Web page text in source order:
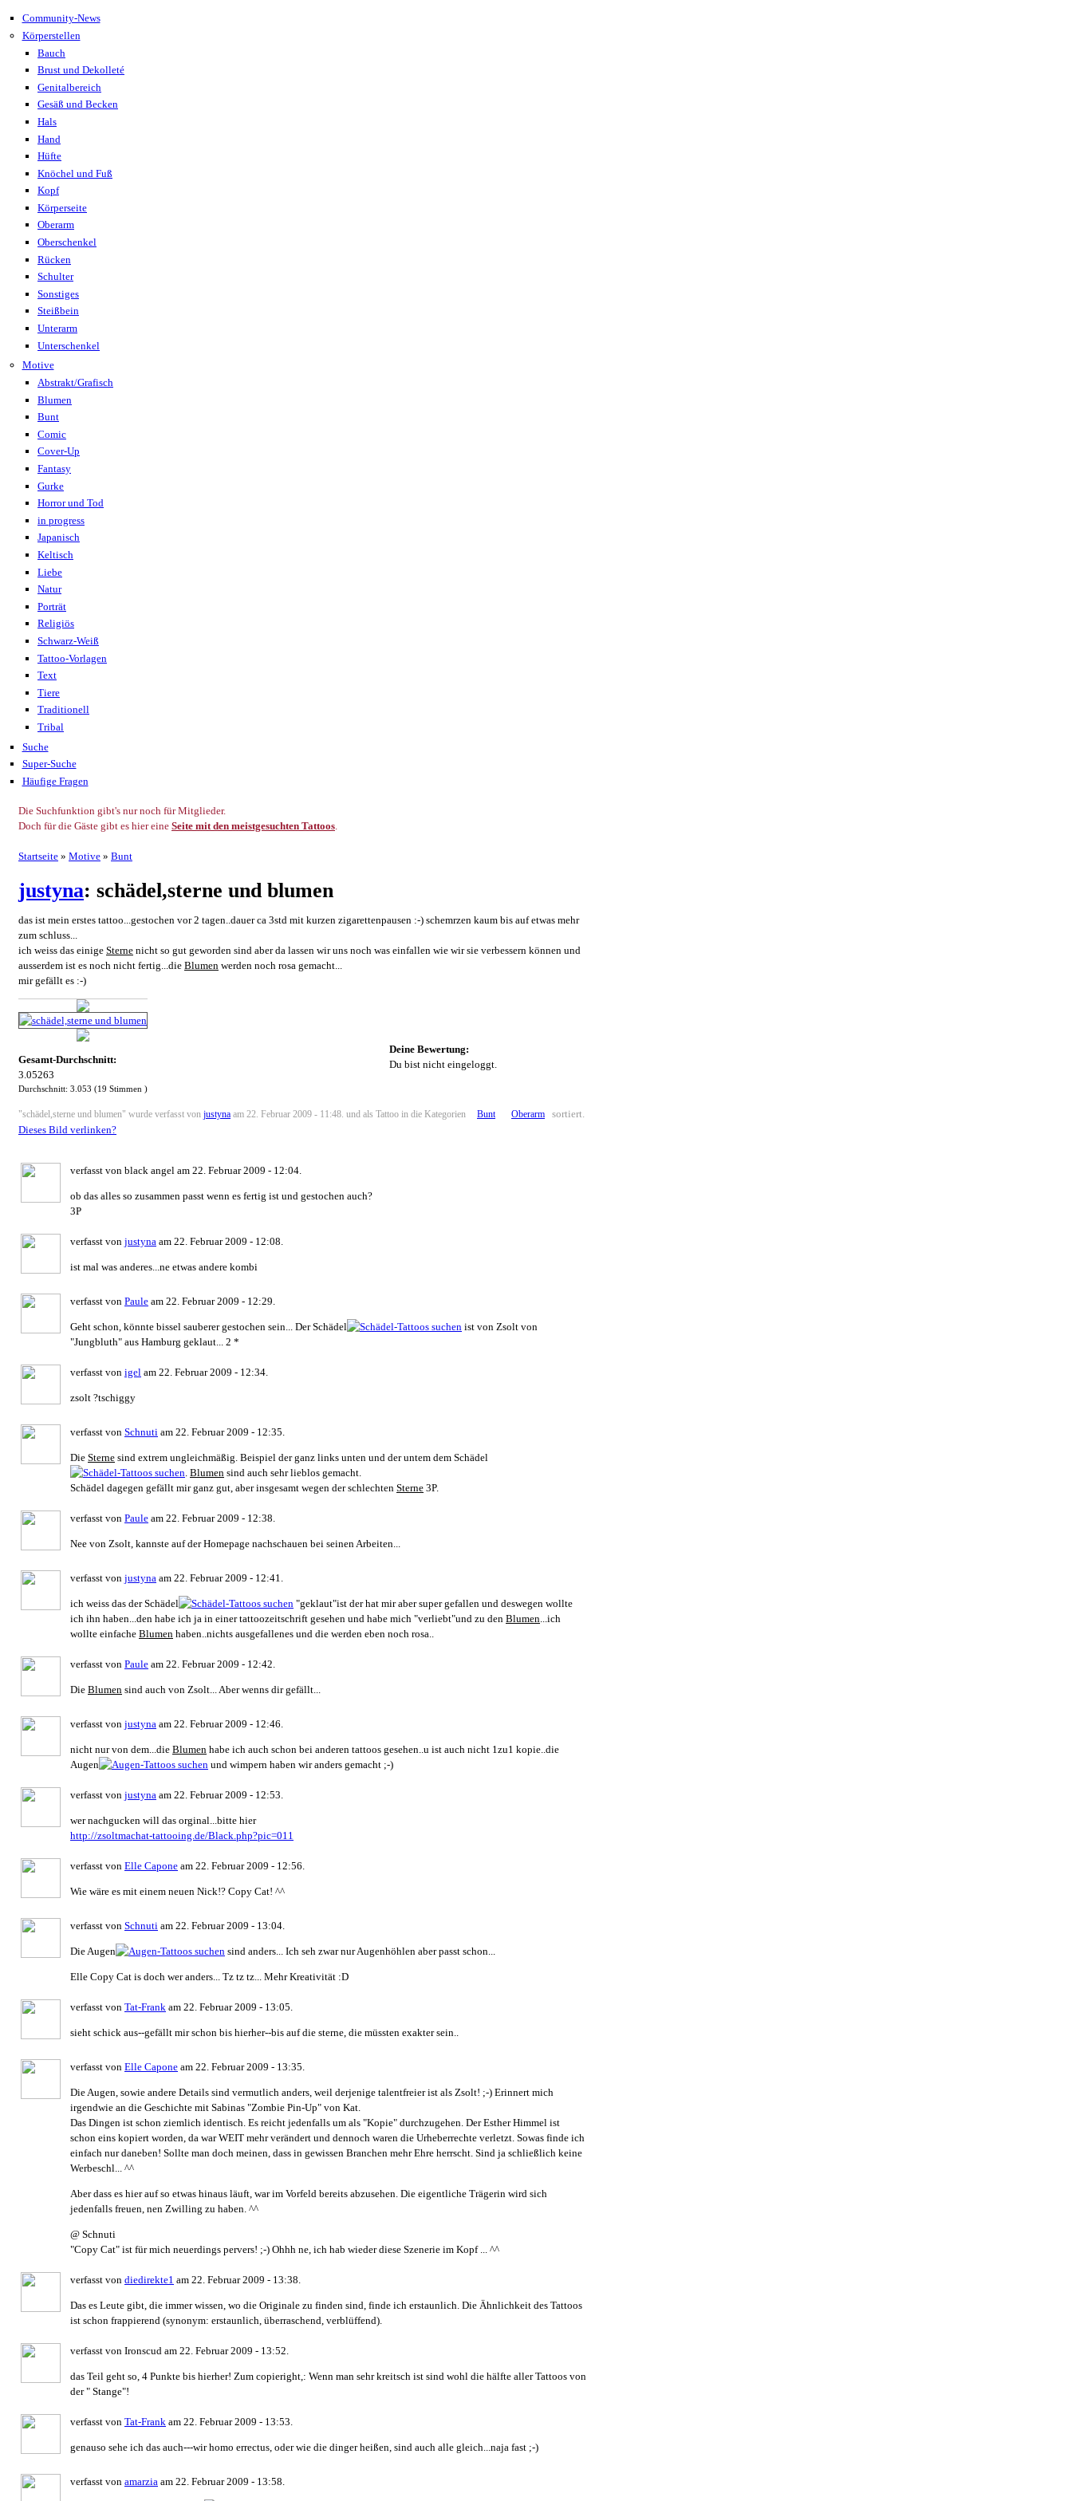
Community-News
Körperstellen
Bauch
Brust und Dekolleté
Genitalbereich
Gesäß und Becken
Hals
Hand
Hüfte
Knöchel und Fuß
Kopf
Körperseite
Oberarm
Oberschenkel
Rücken
Schulter
Sonstiges
Steißbein
Unterarm
Unterschenkel
Motive
Abstrakt/Grafisch
Blumen
Bunt
Comic
Cover-Up
Fantasy
Gurke
Horror und Tod
in progress
Japanisch
Keltisch
Liebe
Natur
Porträt
Religiös
Schwarz-Weiß
Tattoo-Vorlagen
Text
Tiere
Traditionell
Tribal
Suche
Super-Suche
Häufige Fragen
Die Suchfunktion gibt's nur noch für Mitglieder.
Doch für die Gäste gibt es hier eine Seite mit den meistgesuchten Tattoos.
Startseite » Motive » Bunt
justyna: schädel,sterne und blumen
das ist mein erstes tattoo...gestochen vor 2 tagen..dauer ca 3std mit kurzen zigarettenpausen :-) schemrzen kaum bis auf etwas mehr
zum schluss...
ich weiss das einige Sterne nicht so gut geworden sind aber da lassen wir uns noch was einfallen wie wir sie verbessern können und
ausserdem ist es noch nicht fertig...die Blumen werden noch rosa gemacht...
mir gefällt es :-)
Gesamt-Durchschnitt:
3.05263
Durchschnitt: 3.053 (19 Stimmen )
Deine Bewertung:
Du bist nicht eingeloggt.
"schädel,sterne und blumen" wurde verfasst von justyna am 22. Februar 2009 - 11:48. und als Tattoo in die Kategorien Bunt Oberarm
sortiert.
Dieses Bild verlinken?
verfasst von black angel am 22. Februar 2009 - 12:04.
ob das alles so zusammen passt wenn es fertig ist und gestochen auch?
3P
verfasst von justyna am 22. Februar 2009 - 12:08.
ist mal was anderes...ne etwas andere kombi
verfasst von Paule am 22. Februar 2009 - 12:29.
Geht schon, könnte bissel sauberer gestochen sein... Der Schädel
ist von Zsolt von
"Jungbluth" aus Hamburg geklaut... 2 *
verfasst von igel am 22. Februar 2009 - 12:34.
zsolt ?tschiggy
verfasst von Schnuti am 22. Februar 2009 - 12:35.
Die Sterne sind extrem ungleichmäßig. Beispiel der ganz links unten und der untem dem Schädel
Blumen sind auch sehr lieblos gemacht.
Schädel dagegen gefällt mir ganz gut, aber insgesamt wegen der schlechten Sterne 3P.
verfasst von Paule am 22. Februar 2009 - 12:38.
Nee von Zsolt, kannste auf der Homepage nachschauen bei seinen Arbeiten...
verfasst von justyna am 22. Februar 2009 - 12:41.
ich weiss das der Schädel
"geklaut"ist der hat mir aber super gefallen und deswegen wollte
ich ihn haben...den habe ich ja in einer tattoozeitschrift gesehen und habe mich "verliebt"und zu den Blumen ...ich
wollte einfache Blumen haben..nichts ausgefallenes und die werden eben noch rosa..
verfasst von Paule am 22. Februar 2009 - 12:42.
Die Blumen sind auch von Zsolt... Aber wenns dir gefällt...
verfasst von justyna am 22. Februar 2009 - 12:46.
nicht nur von dem...die Blumen habe ich auch schon bei anderen tattoos gesehen..u ist auch nicht 1zu1 kopie..die
Augen
und wimpern haben wir anders gemacht ;-)
verfasst von justyna am 22. Februar 2009 - 12:53.
wer nachgucken will das orginal...bitte hier
http://zsoltmachat-tattooing.de/Black.php?pic=011
verfasst von Elle Capone am 22. Februar 2009 - 12:56.
Wie wäre es mit einem neuen Nick!? Copy Cat! ^^
verfasst von Schnuti am 22. Februar 2009 - 13:04.
Die Augen sind anders... Ich seh zwar nur Augenhöhlen aber passt schon...
Elle Copy Cat is doch wer anders... Tz tz tz... Mehr Kreativität :D
verfasst von Tat-Frank am 22. Februar 2009 - 13:05.
sieht schick aus--gefällt mir schon bis hierher--bis auf die sterne, die müssten exakter sein..
verfasst von Elle Capone am 22. Februar 2009 - 13:35.
Die Augen, sowie andere Details sind vermutlich anders, weil derjenige talentfreier ist als Zsolt! ;-) Erinnert mich
irgendwie an die Geschichte mit Sabinas "Zombie Pin-Up" von Kat.
Das Dingen ist schon ziemlich identisch. Es reicht jedenfalls um als "Kopie" durchzugehen. Der Esther Himmel ist
schon eins kopiert worden, da war WEIT mehr verändert und dennoch waren die Urheberrechte verletzt. Sowas finde ich
einfach nur daneben! Sollte man doch meinen, dass in gewissen Branchen mehr Ehre herrscht. Sind ja schließlich keine
Werbeschl... ^^
Aber dass es hier auf so etwas hinaus läuft, war im Vorfeld bereits abzusehen. Die eigentliche Trägerin wird sich
jedenfalls freuen, nen Zwilling zu haben. ^^
@ Schnuti
"Copy Cat" ist für mich neuerdings pervers! ;-) Ohhh ne, ich hab wieder diese Szenerie im Kopf ... ^^
verfasst von diedirekte1 am 22. Februar 2009 - 13:38.
Das es Leute gibt, die immer wissen, wo die Originale zu finden sind, finde ich erstaunlich. Die Ähnlichkeit des Tattoos
ist schon frappierend (synonym: erstaunlich, überraschend, verblüffend).
verfasst von Ironscud am 22. Februar 2009 - 13:52.
das Teil geht so, 4 Punkte bis hierher! Zum copieright,: Wenn man sehr kreitsch ist sind wohl die hälfte aller Tattoos von
der " Stange"!
verfasst von Tat-Frank am 22. Februar 2009 - 13:53.
genauso sehe ich das auch---wir homo errectus, oder wie die dinger heißen, sind auch alle gleich...naja fast ;-)
verfasst von amarzia am 22. Februar 2009 - 13:58.